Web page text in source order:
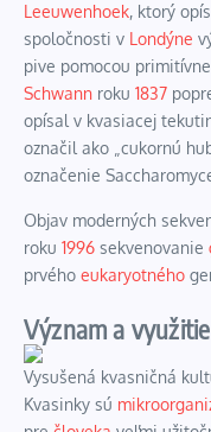
Leeuwenhoek, ktorý
spoločnosti v Londýne
pive pomocou
Schwann roku 1837
opísal v kvasiacej
označil ako „cukornú
označenie
Objav moderných
roku 1996 sekvenovanie
prvého eukaryotného
Význam a využitie
Vysušená kvasničná
Kvasinky sú